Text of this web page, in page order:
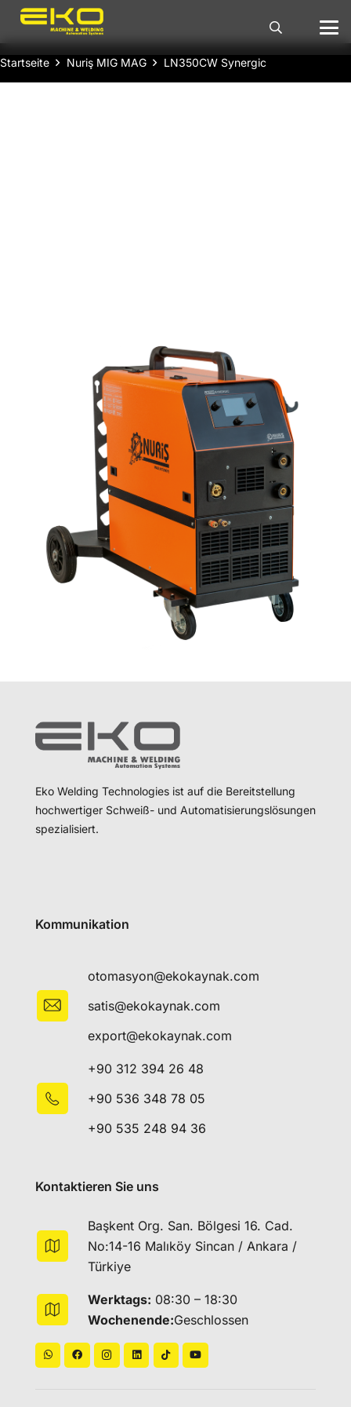
Startseite Nuriş MIG MAG LN350CW Synergic
Eko Welding Technologies ist auf die Bereitstellung
hochwertiger Schweiß- und Automatisierungslösungen
spezialisiert.
Kommunikation
otomasyon@ekokaynak.com
satis@ekokaynak.com
export@ekokaynak.com
+90 312 394 26 48
+90 536 348 78 05
+90 535 248 94 36
Kontaktieren Sie uns
Başkent Org. San. Bölgesi 16. Cad.
No:14-16 Malıköy Sincan / Ankara /
Türkiye
Werktags: 08:30 – 18:30
Wochenende:Geschlossen